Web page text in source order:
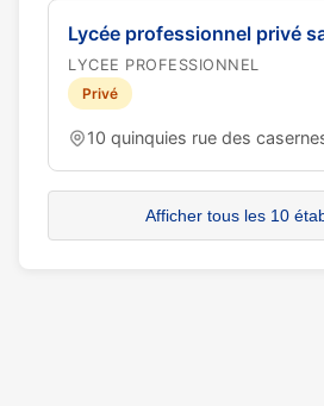
Lycée professionnel privé
LYCEE PROFESSIONNEL
Privé
10 quinquies rue des
Afficher tous les 10